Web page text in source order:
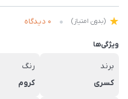
(بدون امتیاز) 0 دیدگاه
ویژگی‌ها
برند
کسری
رنگ
کروم